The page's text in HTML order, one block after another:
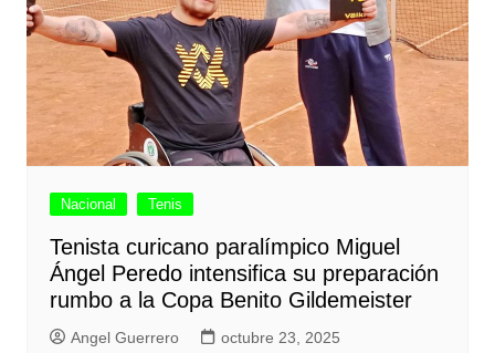
Nacional Tenis
Tenista curicano paralímpico Miguel
Ángel Peredo intensifica su preparación
rumbo a la Copa Benito Gildemeister
Angel Guerrero octubre 23, 2025